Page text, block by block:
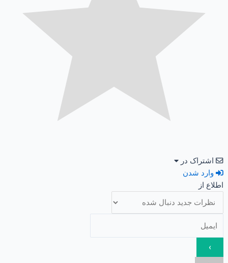
اشتراک در
وارد شدن
اطلاع از